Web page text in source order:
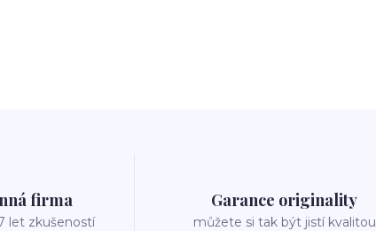
firma
let zkušeností
Garance originality
můžete si tak být jistí kvalitou